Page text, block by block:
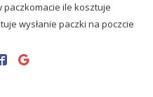
paczkomacie ile kosztuje
wysłanie paczki na poczcie